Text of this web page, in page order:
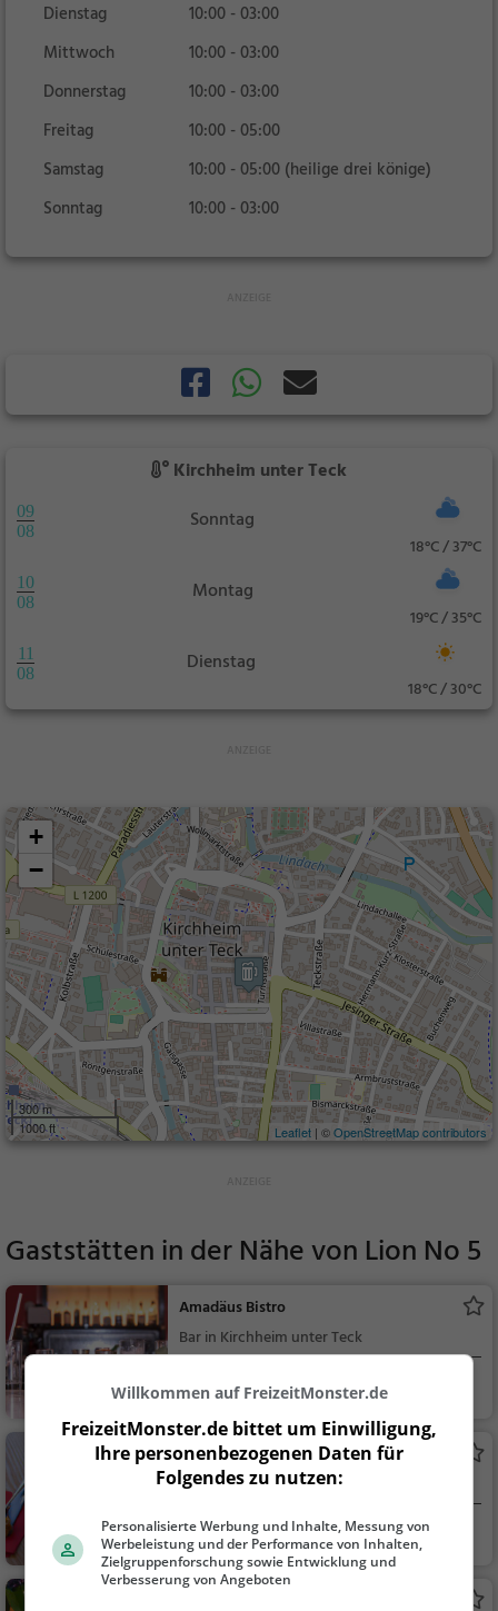
Dienstag
10:00 - 03:00
Mittwoch
10:00 - 03:00
Donnerstag
10:00 - 03:00
Freitag
10:00 - 05:00
Samstag
10:00 - 05:00 (heilige drei könige)
Sonntag
10:00 - 03:00
Kirchheim unter Teck
09
08
Sonntag
18°C / 37°C
10
08
Montag
19°C / 35°C
11
08
Dienstag
18°C / 30°C
+
−
300 m
1000 ft
Leaflet | ©OpenStreetMap contributors
Gaststätten in der Nähe von Lion No 5
Amadäus Bistro
Bar in Kirchheim unter Teck
Kirchheim unter Te
Bar, Bier, Wein, Sn
Beggs
Café in Kirchheim unter Teck
Kirchheim unter Te
ck
Café, Kaffee / Kuc
hen, Frühstück, Gebä
Willkommen auf FreizeitMonster.de
FreizeitMonster.de bittet um Einwilligung,
Ihre personenbezogenen Daten für
Folgendes zu nutzen:
Personalisierte Werbung und Inhalte, Messung von
Werbeleistung und der Performance von Inhalten,
Zielgruppenforschung sowie Entwicklung und
Verbesserung von Angeboten